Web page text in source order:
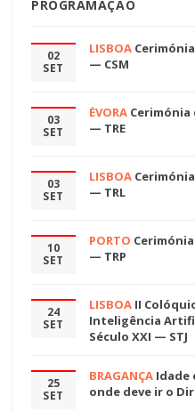
PROGRAMAÇÃO
02
SET
LISBOA
— CSM
03
SET
ÉVORA Cerimónia
— TRE
03
SET
LISBOA
— TRL
10
SET
PORTO
— TRP
24
SET
LISBOA II
Inteligência
Século XXI — STJ
25
SET
BRAGANÇA Idade
onde deve ir o